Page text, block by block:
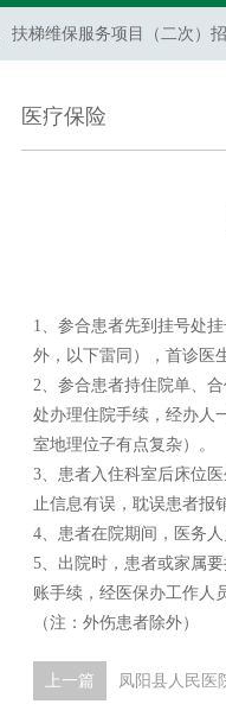
扶梯维保服务项目（二次）
扶梯维保服务项目（一标包）
便携超声维修采购询价公告
院口腔CT采购项目招标公告
术床采购项目中标公示
价采购文件
医疗保险
1、参合患者先到挂号处
外，以下雷同），首诊医
2、参合患者持住院单、
处办理住院手续，经办人
室地理位子有点复杂）。
3、患者入住科室后床位
止信息有误，耽误患者报
4、患者在院期间，医务
5、出院时，患者或家属
账手续，经医保办工作人
（注：外伤患者除外）
上一篇 凤阳县人民医